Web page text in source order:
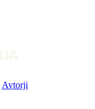
Avtorji